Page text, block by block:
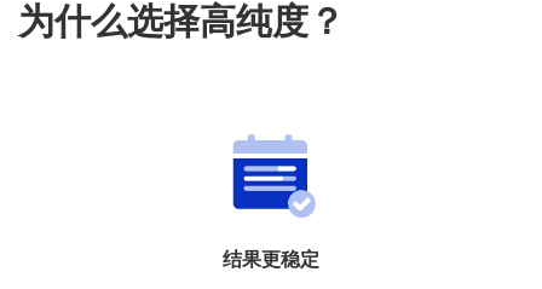
为什么选择高纯度？
结果更稳定